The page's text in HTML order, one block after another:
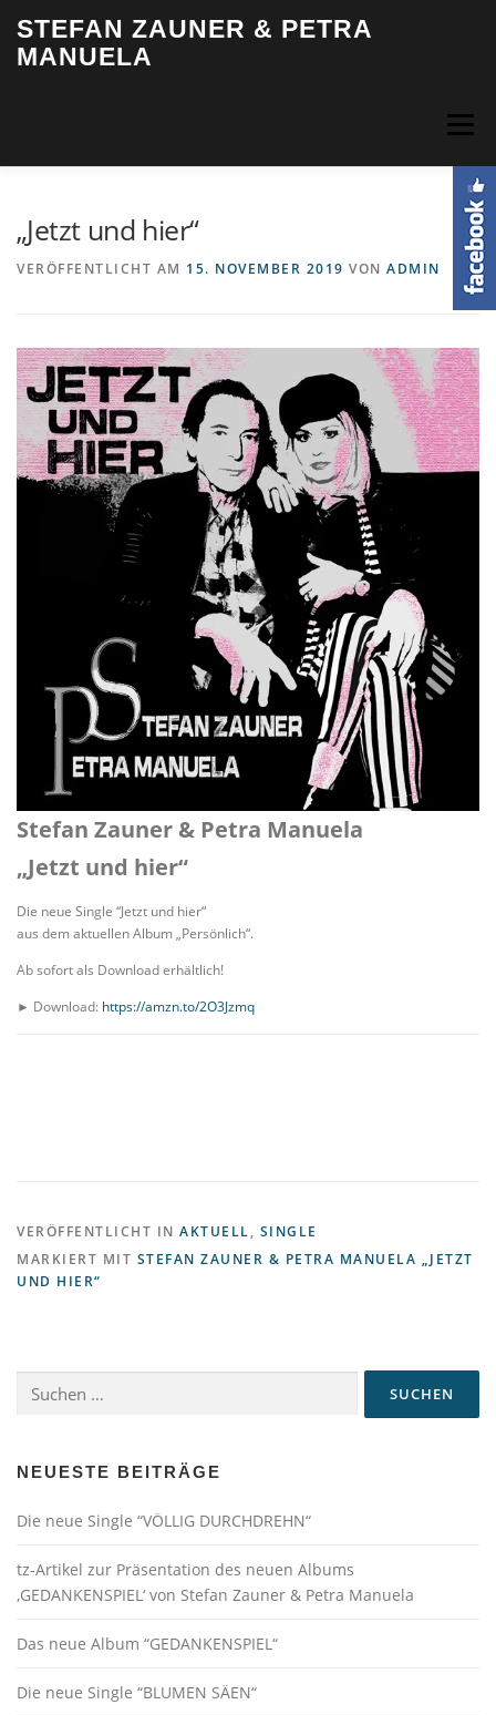
Inhalt
springen
STEFAN ZAUNER & PETRA
MANUELA
Menü
„Jetzt und hier“
VERÖFFENTLICHT AM 15. NOVEMBER 2019 VON ADMIN
Stefan Zauner & Petra Manuela
„Jetzt und hier“
Die neue Single “Jetzt und hier“
aus dem aktuellen Album „Persönlich“.
Ab sofort als Download erhältlich!
► Download: https://amzn.to/2O3Jzmq
VERÖFFENTLICHT IN AKTUELL, SINGLE
MARKIERT MIT STEFAN ZAUNER & PETRA MANUELA „JETZT
UND HIER“
nach:
NEUESTE BEITRÄGE
Die neue Single “VÖLLIG DURCHDREHN“
tz-Artikel zur Präsentation des neuen Albums
‚GEDANKENSPIEL‘ von Stefan Zauner & Petra Manuela
Das neue Album “GEDANKENSPIEL“
Die neue Single “BLUMEN SÄEN“